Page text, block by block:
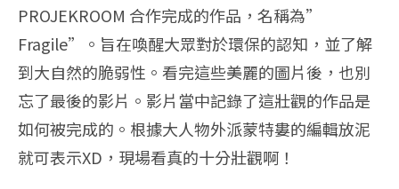
PROJEKROOM 合作完成的作品，名稱為”
Fragile”。旨在喚醒大眾對於環保的認知，並了解
到大自然的脆弱性。看完這些美麗的圖片後，也別
忘了最後的影片。影片當中記錄了這壯觀的作品是
如何被完成的。根據大人物外派蒙特婁的編輯放泥
就可表示XD，現場看真的十分壯觀啊！